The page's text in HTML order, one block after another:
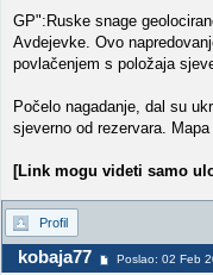
GP":Ruske snage
Avdejevke. Ovo
povlačenjem s položaja
Počelo nagadanje, dal su
sjeverno od rezervara. Mapa
[Link mogu videti samo
Profil
kobaja77 Poslao: 02 Feb